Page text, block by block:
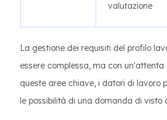
valutazione
La gestione dei requisiti del profilo
essere complessa, ma con un'attenta
queste aree chiave, i datori di lavoro
le possibilità di una domanda di visto